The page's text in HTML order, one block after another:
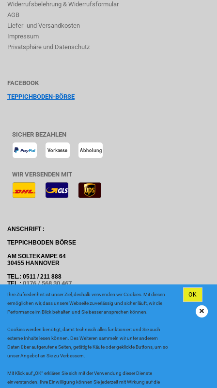
Ihre Zufriedenheit ist unser Ziel, deshalb verwenden wir Cookies. Mit diesen
ermöglichen wir, dass unsere Webseite zuverlässig und sicher läuft, wir die
Performance im Blick behalten und Sie besser ansprechen können.
Cookies werden benötigt, damit technisch alles funktioniert und Sie auch
externe Inhalte lesen können. Des Weiteren sammeln wir unter anderem
Daten über aufgerufene Seiten, getätigte Käufe oder geklickte Buttons, um so
unser Angebot an Sie zu Verbessern.
Mit Klick auf „OK“ erklären Sie sich mit der Verwendung dieser Dienste
einverstanden. Ihre Einwilligung können Sie jederzeit mit Wirkung auf die
OK
Widerrufsbelehrung & Widerrufsformular
AGB
Liefer- und Versandkosten
Impressum
Privatsphäre und Datenschutz
FACEBOOK
TEPPICHBODEN-BÖRSE
SICHER BEZAHLEN
WIR VERSENDEN MIT
ANSCHRIFT :
TEPPICHBODEN BÖRSE
AM SOLTEKAMPE 64
30455 HANNOVER
TEL.: 0511 / 211 888
TEL.:0176 / 568 30 467
E-MAIL: INFO@TEPPICHBODEN-BOERSE.DE
ÖFFNUGSZEITEN
Internetshopby Gambio.de © 2020